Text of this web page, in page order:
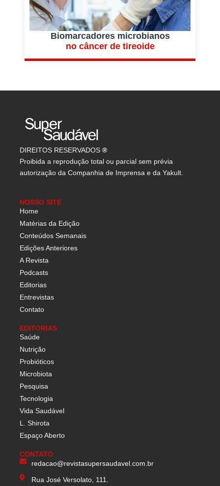
Biomarcadores microbianos
no câncer de tireoide
DIREITOS RESERVADOS ®
Proibida a reprodução total ou parcial sem prévia
autorização da Companhia de Imprensa e da Yakult.
NOSSO SITE
Home
Matérias da Edição
Conteúdos Semanais
Edições Anteriores
A Revista
Podcasts
Editorias
Entrevistas
Contato
EDITORIAS
Saúde
Nutrição
Probióticos
Microbiota
Pesquisa
Tecnologia
Vida Saudável
L. Shirota
Espaço Aberto
CONTATO
redacao@revistasupersaudavel.com.br
Rua José Versolato, 111.